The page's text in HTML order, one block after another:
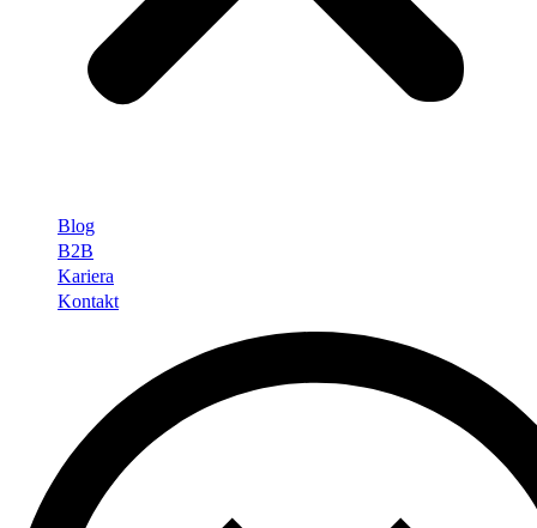
Blog
B2B
Kariera
Kontakt